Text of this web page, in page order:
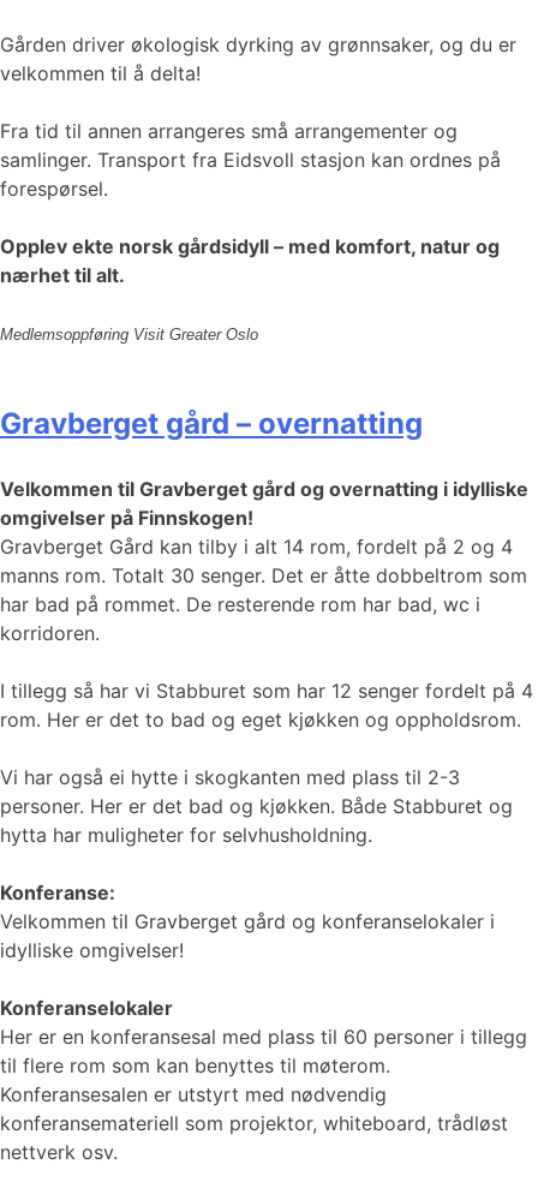
Gården driver økologisk dyrking av grønnsaker, og du er
velkommen til å delta!
Fra tid til annen arrangeres små arrangementer og
samlinger. Transport fra Eidsvoll stasjon kan ordnes på
forespørsel.
Opplev ekte norsk gårdsidyll – med komfort, natur og
nærhet til alt.
Medlemsoppføring Visit Greater Oslo
Gravberget gård – overnatting
Velkommen til Gravberget gård og overnatting i idylliske
omgivelser på Finnskogen!
Gravberget Gård kan tilby i alt 14 rom, fordelt på 2 og 4
manns rom. Totalt 30 senger. Det er åtte dobbeltrom som
har bad på rommet. De resterende rom har bad, wc i
korridoren.
I tillegg så har vi Stabburet som har 12 senger fordelt på 4
rom. Her er det to bad og eget kjøkken og oppholdsrom.
Vi har også ei hytte i skogkanten med plass til 2-3
personer. Her er det bad og kjøkken. Både Stabburet og
hytta har muligheter for selvhusholdning.
Konferanse:
Velkommen til Gravberget gård og konferanselokaler i
idylliske omgivelser!
Konferanselokaler
Her er en konferansesal med plass til 60 personer i tillegg
til flere rom som kan benyttes til møterom.
Konferansesalen er utstyrt med nødvendig
konferansemateriell som projektor, whiteboard, trådløst
nettverk osv.